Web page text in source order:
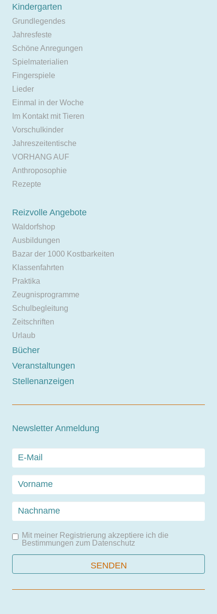
Kindergarten
Grundlegendes
Jahresfeste
Schöne Anregungen
Spielmaterialien
Fingerspiele
Lieder
Einmal in der Woche
Im Kontakt mit Tieren
Vorschulkinder
Jahreszeitentische
VORHANG AUF
Anthroposophie
Rezepte
Reizvolle Angebote
Waldorfshop
Ausbildungen
Bazar der 1000 Kostbarkeiten
Klassenfahrten
Praktika
Zeugnisprogramme
Schulbegleitung
Zeitschriften
Urlaub
Bücher
Veranstaltungen
Stellenanzeigen
Newsletter Anmeldung
Mit meiner Registrierung akzeptiere ich die
Bestimmungen zum Datenschutz